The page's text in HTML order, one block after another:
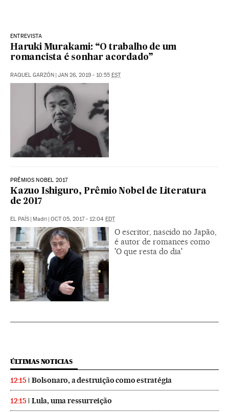
ENTREVISTA
Haruki Murakami: “O trabalho de um
romancista é sonhar acordado”
RAQUEL GARZÓN JAN 26, 2019 - 10:55 EST
PRÊMIOS NOBEL 2017
Kazuo Ishiguro, Prêmio Nobel de Literatura
de 2017
EL PAÍS Madri OCT 05, 2017 - 12:04 EDT
O escritor, nascido no Japão,
é autor de romances como
'O que resta do dia'
ÚLTIMAS NOTICIAS
12:15 Bolsonaro, a destruição como estratégia
12:15 Lula, uma ressurreição